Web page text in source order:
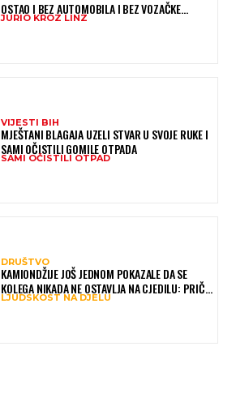
OSTAO I BEZ AUTOMOBILA I BEZ VOZAČKE
DOZVOLE
JURIO KROZ LINZ
VIJESTI BIH
MJEŠTANI BLAGAJA UZELI STVAR U SVOJE RUKE I
SAMI OČISTILI GOMILE OTPADA
SAMI OČISTILI OTPAD
DRUŠTVO
KAMIONDŽIJE JOŠ JEDNOM POKAZALE DA SE
KOLEGA NIKADA NE OSTAVLJA NA CJEDILU: PRIČA
IZ HAMBURGA DIRNULA MNOGE
LJUDSKOST NA DJELU